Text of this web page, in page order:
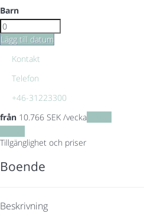
Barn
Lägg till datum
Kontakt
Telefon
+46-31223300
från 10.766 SEK /vecka
Tillgänglighet och priser
Boende
Beskrivning